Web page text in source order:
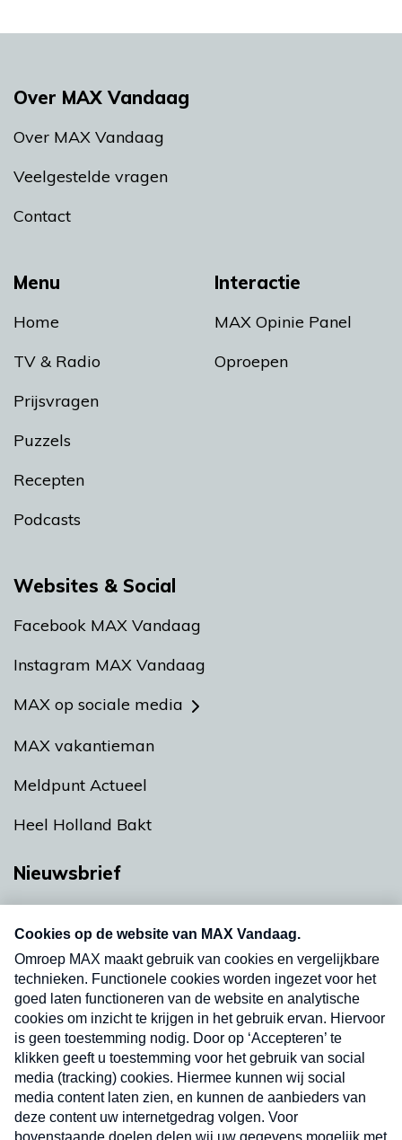
Menu
Home
TV & Radio
Prijsvragen
Puzzels
Recepten
Podcasts
Interactie
MAX Opinie Panel
Oproepen
Over MAX Vandaag
Over MAX Vandaag
Veelgestelde vragen
Contact
Websites & Social
Facebook MAX Vandaag
Instagram MAX Vandaag
MAX op sociale media
MAX vakantieman
Meldpunt Actueel
Heel Holland Bakt
Nieuwsbrief
nieuwsbrief. Elke vrijdag- en dinsdagochtend in
uw mailbox.
Verzend